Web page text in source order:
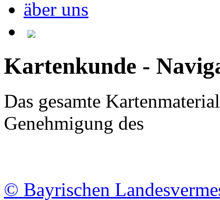
äber uns
Kartenkunde -
Das gesamte
Genehmigung des
© Bayrischen